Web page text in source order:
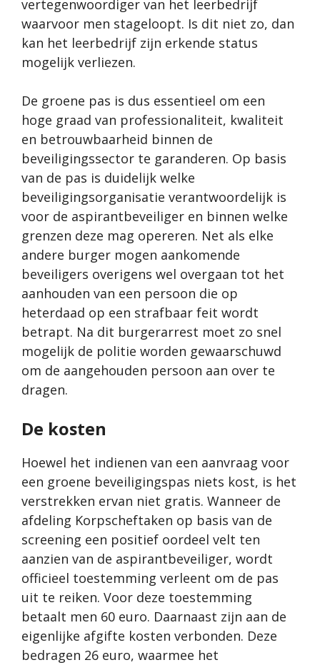
vertegenwoordiger van het leerbedrijf
waarvoor men stageloopt. Is dit niet zo, dan
kan het leerbedrijf zijn erkende status
mogelijk verliezen.
De groene pas is dus essentieel om een
hoge graad van professionaliteit, kwaliteit
en betrouwbaarheid binnen de
beveiligingssector te garanderen. Op basis
van de pas is duidelijk welke
beveiligingsorganisatie verantwoordelijk is
voor de aspirantbeveiliger en binnen welke
grenzen deze mag opereren. Net als elke
andere burger mogen aankomende
beveiligers overigens wel overgaan tot het
aanhouden van een persoon die op
heterdaad op een strafbaar feit wordt
betrapt. Na dit burgerarrest moet zo snel
mogelijk de politie worden gewaarschuwd
om de aangehouden persoon aan over te
dragen.
De kosten
Hoewel het indienen van een aanvraag voor
een groene beveiligingspas niets kost, is het
verstrekken ervan niet gratis. Wanneer de
afdeling Korpscheftaken op basis van de
screening een positief oordeel velt ten
aanzien van de aspirantbeveiliger, wordt
officieel toestemming verleent om de pas
uit te reiken. Voor deze toestemming
betaalt men 60 euro. Daarnaast zijn aan de
eigenlijke afgifte kosten verbonden. Deze
bedragen 26 euro, waarmee het